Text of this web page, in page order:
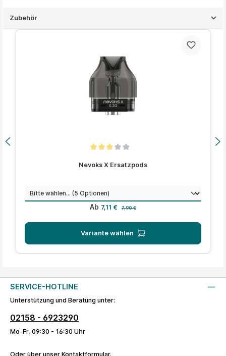
Zubehör
Produktgalerie überspringen
Nevoks X Ersatzpods
Widerstandauswählen
Verkaufspreis:
Ab 7,11 € 7,90 €
Variante wählen
SERVICE-HOTLINE
Unterstützung und Beratung unter:
02158 - 6923290
Mo-Fr, 09:30 - 16:30 Uhr
Oder über unser Kontaktformular.